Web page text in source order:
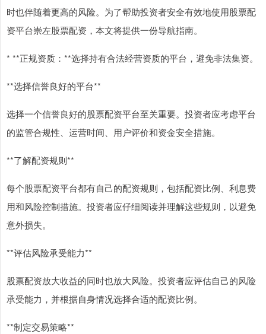
时也伴随着更高的风险。为了帮助投资者安全有效地使用股票配
资平台崇左股票配资，本文将提供一份导航指南。
* **正规资质：**选择持有合法经营资质的平台，避免非法集资。
**选择信誉良好的平台**
选择一个信誉良好的股票配资平台至关重要。投资者应考虑平台
的监管合规性、运营时间、用户评价和资金安全措施。
**了解配资规则**
每个股票配资平台都有自己的配资规则，包括配资比例、利息费
用和风险控制措施。投资者应仔细阅读并理解这些规则，以避免
意外损失。
**评估风险承受能力**
股票配资放大收益的同时也放大风险。投资者应评估自己的风险
承受能力，并根据自身情况选择合适的配资比例。
**制定交易策略**